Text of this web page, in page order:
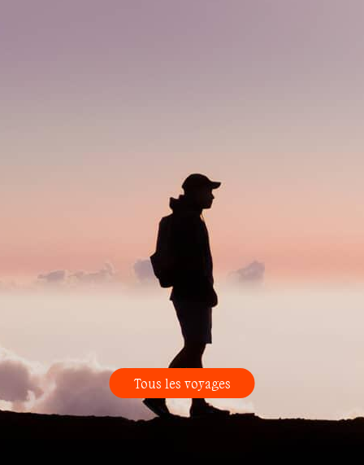
Tous les voyages